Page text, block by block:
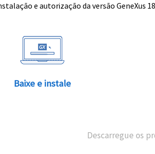
e autorização da versão GeneXus
Baixe e instale
Descarregue os